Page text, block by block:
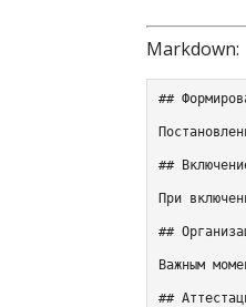
Markdown:
##
##
При
##
Важным
##